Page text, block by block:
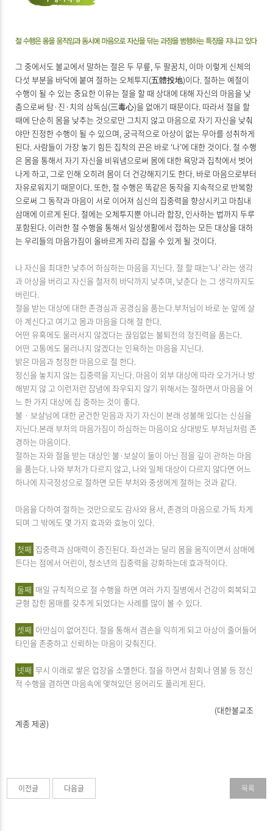
그 중에서도 불교에서 말하는 절은 두 무릎, 두 팔꿈치, 이마 이렇게 신체의
다섯 부분을 바닥에 붙여 절하는 오체투지(五體投地)이다. 절하는 예절이
수행이 될 수 있는 중요한 이유는 절을 할 때 상대에 대해 자신의 마음을 낮
춤으로써 탐·진·치의 삼독심(三毒心)을 없애기 때문이다. 따라서 절을 할
때에 단순히 몸을 낮추는 것으로만 그치지 않고 마음으로 자기 자신을 낮춰
야만 진정한 수행이 될 수 있으며, 궁극적으로 아상이 없는 무아를 성취하게
된다. 사람들이 가장 놓기 힘든 집착의 끈은 바로 ‘나’에 대한 것이다. 절 수행
은 몸을 통해서 자기 자신을 비워냄으로써 몸에 대한 욕망과 집착에서 벗어
나게 하고, 그로 인해 오히려 몸이 더 건강해지기도 한다. 바로 마음으로부터
자유로워지기 때문이다. 또한, 절 수행은 똑같은 동작을 지속적으로 반복함
으로써 그 동작과 마음이 서로 이어져 심신의 집중력을 향상시키고 마침내
삼매에 이르게 된다. 절에는 오체투지뿐 아니라 합장, 인사하는 법까지 두루
포함된다. 이러한 절 수행을 통해서 일상생활에서 접하는 모든 대상을 대하
는 우리들의 마음가짐이 올바르게 자리 잡을 수 있게 될 것이다.
나 자신을 최대한 낮추어 하심하는 마음을 지닌다. 절 할 때는‘나’ 라는 생각
과 아상을 버리고 자신을 철저히 바닥까지 낮추며, 낮춘다 는 그 생각까지도
버린다.
절을 받는 대상에 대한 존경심과 공경심을 품는다.부처님이 바로 눈 앞에 살
아 계신다고 여기고 몸과 마음을 다해 절 한다.
어떤 유혹에도 물러서지 않겠다는 끊임없는 불퇴전의 정진력을 품는다.
어떤 고통에도 물러나지 않겠다는 인욕하는 마음을 지닌다.
밝은 마음과 청정한 마음으로 절 한다.
정신을 놓치지 않는 집중력을 지닌다. 마음이 외부 대상에 따라 오가거나 방
해받지 않 고 이런저런 잡념에 좌우되지 않기 위해서는 절하면서 마음을 어
느 한 가지 대상에 집 중하는 것이 좋다.
불 · 보살님에 대한 굳건한 믿음과 자기 자신이 본래 성불해 있다는 신심을
지닌다.본래 부처의 마음가짐이 하심하는 마음이요 상대방도 부처님처럼 존
경하는 마음이다.
절하는 자와 절을 받는 대상인 불·보살이 둘이 아닌 점을 깊이 관하는 마음
을 품는다. 나와 부처가 다르지 않고, 나와 일체 대상이 다르지 않다면 어느
하나에 지극정성으로 절하면 모든 부처와 중생에게 절하는 것과 같다.
마음을 다하여 절하는 것만으로도 감사와 용서, 존경의 마음으로 가득 차게
되며 그 밖에도 몇 가지 효과와 효능이 있다.
첫째 집중력과 삼매력이 증진된다. 좌선과는 달리 몸을 움직이면서 삼매에
든다는 점에서 어린이, 청소년의 집중력을 강화하는데 효과적이다.
둘째 매일 규칙적으로 절 수행을 하면 여러 가지 질병에서 건강이 회복되고
균형 잡힌 몸매를 갖추게 되었다는 사례를 많이 볼 수 있다.
셋째 아만심이 없어진다. 절을 통해서 겸손을 익히게 되고 아상이 줄어들어
타인을 존중하고 신뢰하는 마음이 갖춰진다.
넷째 무시 이래로 쌓은 업장을 소멸한다. 절을 하면서 참회나 염불 등 정신
적 수행을 겸하면 마음속에 맺혀있던 응어리도 풀리게 된다.
(대한불교조
계종 제공)
이전글 다음글 목록